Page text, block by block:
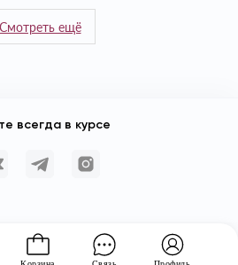
Смотреть ещё
всегда в курсе